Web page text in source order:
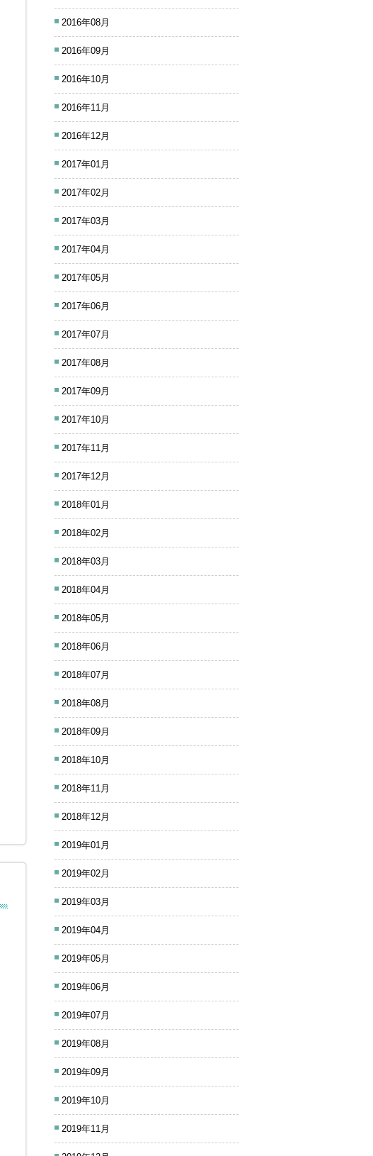
2016年08月
2016年09月
2016年10月
2016年11月
2016年12月
2017年01月
2017年02月
2017年03月
2017年04月
2017年05月
2017年06月
2017年07月
2017年08月
2017年09月
2017年10月
2017年11月
2017年12月
2018年01月
2018年02月
2018年03月
2018年04月
2018年05月
2018年06月
2018年07月
2018年08月
2018年09月
2018年10月
2018年11月
2018年12月
2019年01月
2019年02月
2019年03月
2019年04月
2019年05月
2019年06月
2019年07月
2019年08月
2019年09月
2019年10月
2019年11月